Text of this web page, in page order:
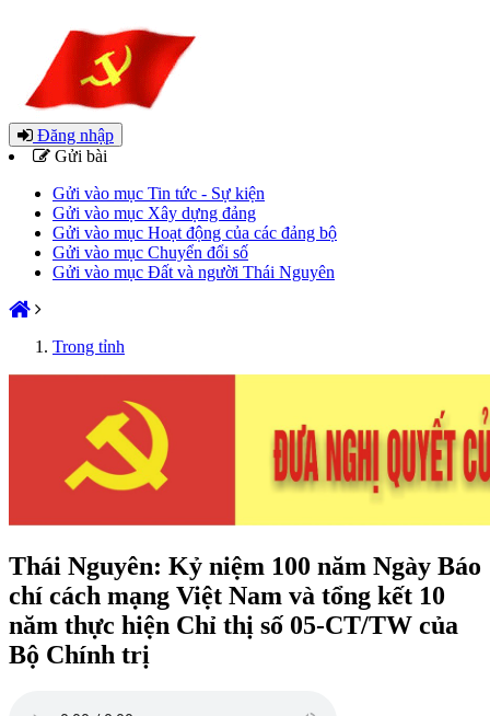
Đăng nhập
Gửi bài
Gửi vào mục Tin tức - Sự kiện
Gửi vào mục Xây dựng đảng
Gửi vào mục Hoạt động của các đảng bộ
Gửi vào mục Chuyển đổi số
Gửi vào mục Đất và người Thái Nguyên
Trong tỉnh
Thái Nguyên: Kỷ niệm 100 năm Ngày Báo
chí cách mạng Việt Nam và tổng kết 10
năm thực hiện Chỉ thị số 05-CT/TW của
Bộ Chính trị